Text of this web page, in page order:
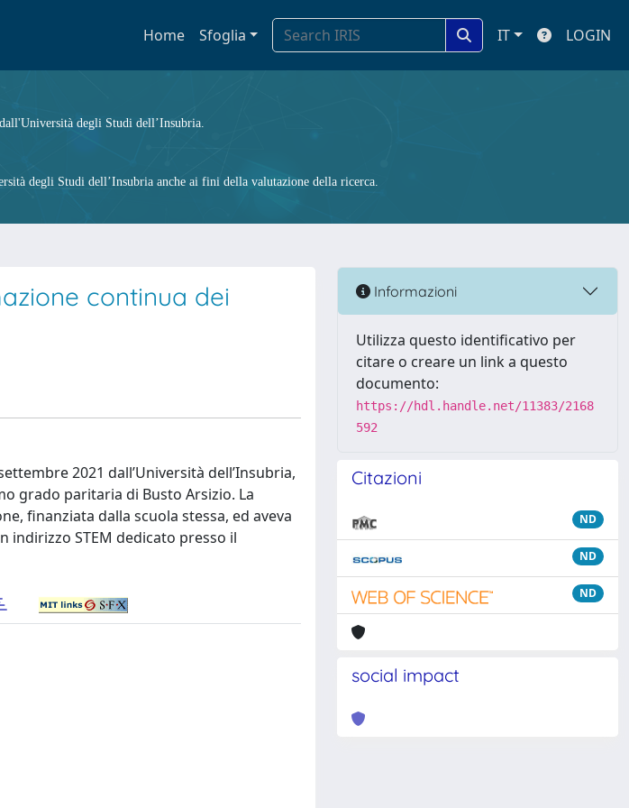
Home Sfoglia IT LOGIN
degli Studi dell’Insubria.
degli Studi dell’Insubria anche ai fini della valutazione della ricerca.
continua dei
2021 dall’Università dell’Insubria,
grado paritaria di Busto Arsizio. La
finanziata dalla scuola stessa, ed aveva
indirizzo STEM dedicato presso il
Informazioni
Utilizza questo identificativo per
citare o creare un link a questo
documento:
https://hdl.handle.net/11383/2168
592
Citazioni
ND
ND
ND
social impact